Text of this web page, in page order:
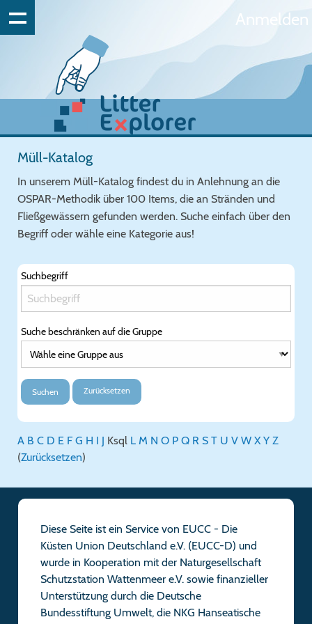
Anmelden
Müll-Katalog
In unserem Müll-Katalog findest du in Anlehnung an die
OSPAR-Methodik über 100 Items, die an Stränden und
Fließgewässern gefunden werden. Suche einfach über den
Begriff oder wähle eine Kategorie aus!
Suchbegriff
Suche beschränken auf die Gruppe
Suchen Zurücksetzen
A B C D E F G H I J Ksql L M N O P Q R S T U V W XY Z
(Zurücksetzen)
Diese Seite ist ein Service von EUCC - Die
Küsten Union Deutschland e.V. (EUCC-D) und
wurde in Kooperation mit der Naturgesellschaft
Schutzstation Wattenmeer e.V. sowie finanzieller
Unterstützung durch die Deutsche
Bundesstiftung Umwelt, die NKG Hanseatische